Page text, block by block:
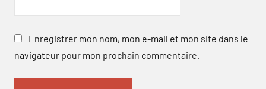
Enregistrer mon nom, mon e-mail et mon site dans le
navigateur pour mon prochain commentaire.